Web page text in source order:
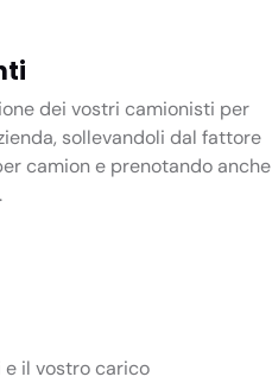
dei vostri camionisti per
sollevandoli dal fattore
camion e prenotando anche
il vostro carico